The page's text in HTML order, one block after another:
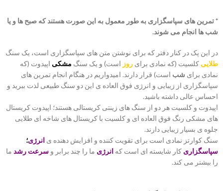
* تمرین های سپاسگزاری به طور معمول به این صورت هستند که صبح ها و یا
شب ها انجام می شوند.
در این پک در کنار دفتر که برای نوشتن متن های سپاسگزاری است، یک سنگ
طلایی کلسیت (که نمادی برای روز است) و یک سنگ مشکی اپیدوت (که
نمادی برای شب است) قرار دارند. امیدواریم در هنگام انجام تمرین های
سپاسگزاری از زیبایی و انرژی فوق العاده ی این دو سنگ طبیعی لذت ببرید و
احساس عالی داشته باشید.
اپیدوت و کلسیت هر دو از سنگ های زینتی کریستالی هستند؛ اپیدوت کریستال
های مشکی رنگ فوق العاده ای و کلسیت با کریستال های شاخه ای طلایی
جلوه ی بسیار زیبایی دارند.
سنگ کوارتز نمادی است برای تقویت کننده و افزایش دهنده ی انرژی؛
سپاسگزاری کار شایسته ای است که انرژی ما را چند برابر و سرعت رشد ما
را بیشتر می کند.